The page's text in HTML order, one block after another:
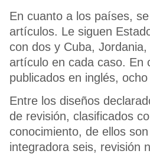
En cuanto a los países,
artículos. Le siguen
con dos y Cuba,
artículo en cada caso. En
publicados en inglés,
Entre los diseños
de revisión, clasificados
conocimiento, de ellos
integradora seis, revisión